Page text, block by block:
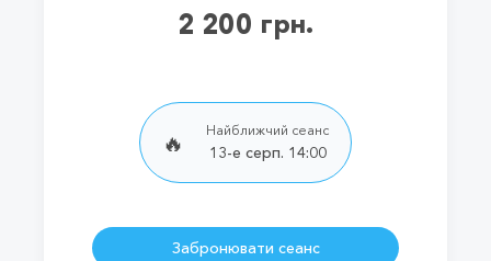
2 200 грн.
🔥
Найближчий сеанс
13-е серп. 14:00
Забронювати сеанс